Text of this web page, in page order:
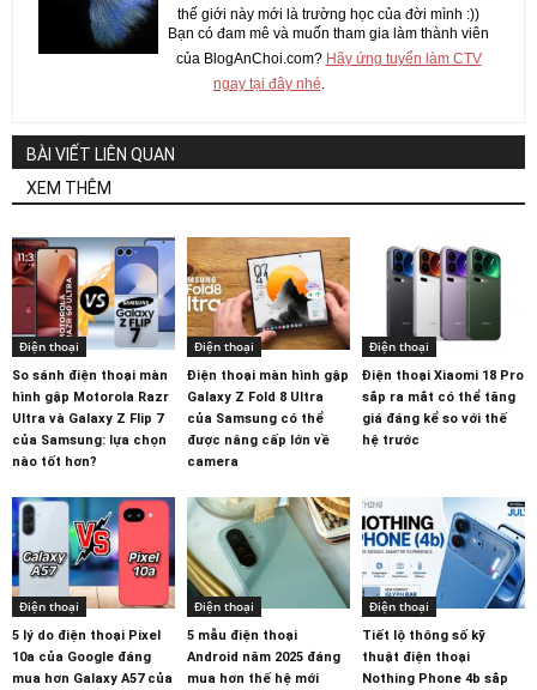
thế giới này mới là trường học của đời mình :))
Bạn có đam mê và muốn tham gia làm thành viên
của BlogAnChoi.com? Hãy ứng tuyển làm CTV
ngay tại đây nhé.
BÀI VIẾT LIÊN QUAN
XEM THÊM
Điện thoại
So sánh điện thoại màn
hình gập Motorola Razr
Ultra và Galaxy Z Flip 7
của Samsung: lựa chọn
nào tốt hơn?
Điện thoại
Điện thoại màn hình gập
Galaxy Z Fold 8 Ultra
của Samsung có thể
được nâng cấp lớn về
camera
Điện thoại
Điện thoại Xiaomi 18 Pro
sắp ra mắt có thể tăng
giá đáng kể so với thế
hệ trước
Điện thoại
5 lý do điện thoại Pixel
10a của Google đáng
mua hơn Galaxy A57 của
Điện thoại
5 mẫu điện thoại
Android năm 2025 đáng
mua hơn thế hệ mới
Điện thoại
Tiết lộ thông số kỹ
thuật điện thoại
Nothing Phone 4b sắp